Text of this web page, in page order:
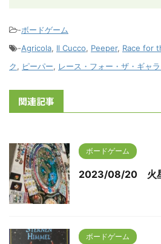
-ボードゲーム
-Agricola, Il Cucco, Peeper, Race for
ク, ピーパー, レース・フォー・ザ・ギャ
関連記事
ボードゲーム
2023/08/20 火
ボードゲーム